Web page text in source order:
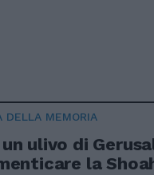
DELLA MEMORIA
ulivo di
la